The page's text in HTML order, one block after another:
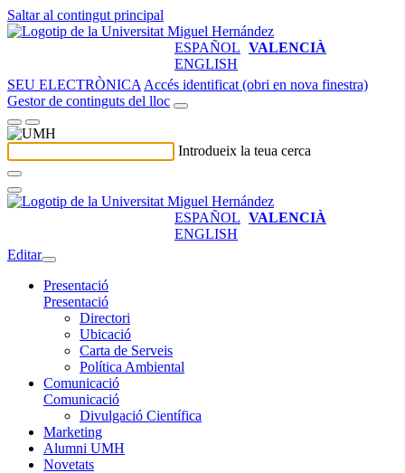
Saltar al contingut principal
ESPAÑOL VALENCIÀ
ENGLISH
SEU ELECTRÒNICA Accés identificat (obri en nova finestra)
Gestor de continguts del lloc
Introdueix la teua cerca
ESPAÑOL VALENCIÀ
ENGLISH
Editar
Presentació
Presentació
Directori
Ubicació
Carta de Serveis
Política Ambiental
Comunicació
Comunicació
Divulgació Científica
Marketing
Alumni UMH
Novetats